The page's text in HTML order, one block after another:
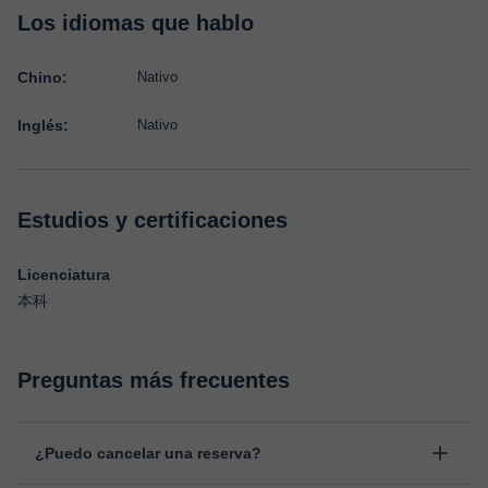
Los idiomas que hablo
Chino: Nativo
Inglés: Nativo
Estudios y certificaciones
Licenciatura
本科
Preguntas más frecuentes
¿Puedo cancelar una reserva?